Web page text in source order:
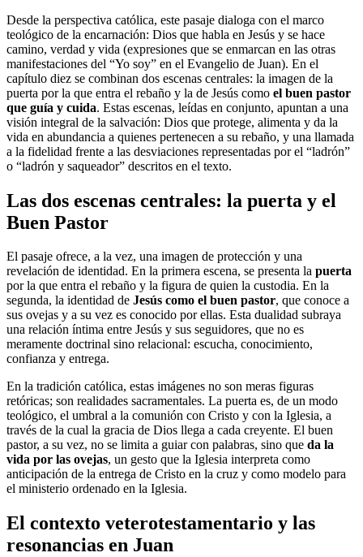
Desde la perspectiva católica, este pasaje dialoga con el marco
teológico de la encarnación: Dios que habla en Jesús y se hace
camino, verdad y vida (expresiones que se enmarcan en las otras
manifestaciones del “Yo soy” en el Evangelio de Juan). En el
capítulo diez se combinan dos escenas centrales: la imagen de la
puerta por la que entra el rebaño y la de Jesús como el buen pastor
que guía y cuida. Estas escenas, leídas en conjunto, apuntan a una
visión integral de la salvación: Dios que protege, alimenta y da la
vida en abundancia a quienes pertenecen a su rebaño, y una llamada
a la fidelidad frente a las desviaciones representadas por el “ladrón”
o “ladrón y saqueador” descritos en el texto.
Las dos escenas centrales: la puerta y el
Buen Pastor
El pasaje ofrece, a la vez, una imagen de protección y una
revelación de identidad. En la primera escena, se presenta la puerta
por la que entra el rebaño y la figura de quien la custodia. En la
segunda, la identidad de Jesús como el buen pastor, que conoce a
sus ovejas y a su vez es conocido por ellas. Esta dualidad subraya
una relación íntima entre Jesús y sus seguidores, que no es
meramente doctrinal sino relacional: escucha, conocimiento,
confianza y entrega.
En la tradición católica, estas imágenes no son meras figuras
retóricas; son realidades sacramentales. La puerta es, de un modo
teológico, el umbral a la comunión con Cristo y con la Iglesia, a
través de la cual la gracia de Dios llega a cada creyente. El buen
pastor, a su vez, no se limita a guiar con palabras, sino que da la
vida por las ovejas, un gesto que la Iglesia interpreta como
anticipación de la entrega de Cristo en la cruz y como modelo para
el ministerio ordenado en la Iglesia.
El contexto veterotestamentario y las
resonancias en Juan